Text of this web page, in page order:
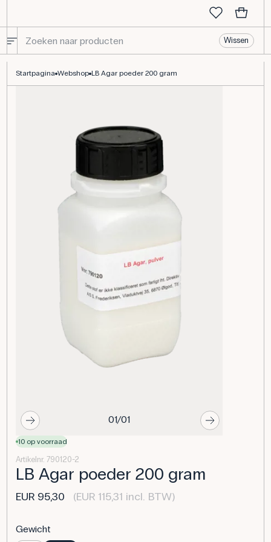
Wissen
Startpagina Webshop LB Agar poeder 200 gram
01/01
10 op voorraad
Artikelnr. 790120-2
LB Agar poeder 200 gram
EUR 95,30 (EUR 115,31 incl. BTW)
Gewicht